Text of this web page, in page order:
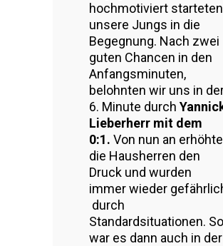
hochmotiviert starteten
unsere Jungs in die
Begegnung. Nach zwei
guten Chancen in den
Anfangsminuten,
belohnten wir uns in
6. Minute durch
Lieberherr mit dem
0:1. Von nun an
die Hausherren den
Druck und wurden
immer wieder
durch
Standardsituationen. So
war es dann auch in der